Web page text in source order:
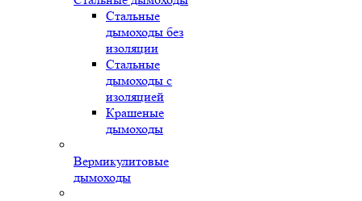
Стальные
дымоходы без
изоляции
Стальные
дымоходы с
изоляцией
Крашеные
дымоходы
Вермикулитовые
дымоходы